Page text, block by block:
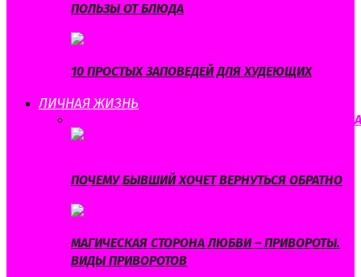
ПОЛЬЗЫ ОТ БЛЮДА
10 ПРОСТЫХ ЗАПОВЕДЕЙ ДЛЯ ХУДЕЮЩИХ
ЛИЧНАЯ ЖИЗНЬ
СВАДЬБА
ПОЧЕМУ БЫВШИЙ ХОЧЕТ ВЕРНУТЬСЯ ОБРАТНО
МАГИЧЕСКАЯ СТОРОНА ЛЮБВИ – ПРИВОРОТЫ.
ВИДЫ ПРИВОРОТОВ